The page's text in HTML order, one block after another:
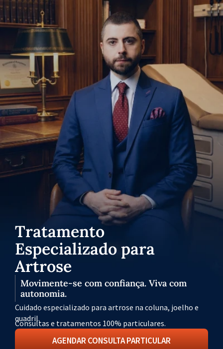
Tratamento
Especializado para
Artrose
Movimente-se com confiança. Viva com
autonomia.
Cuidado especializado para artrose na coluna, joelho e
quadril.
Consultas e tratamentos 100% particulares.
AGENDAR CONSULTA PARTICULAR